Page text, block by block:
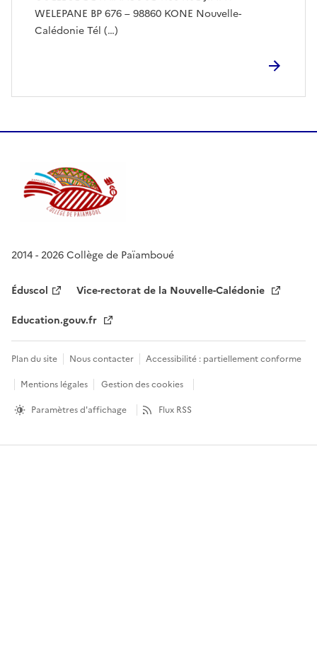
WELEPANE BP 676 – 98860 KONE Nouvelle-
Calédonie Tél (…)
2014 - 2026 Collège de Païamboué
Éduscol
Vice-rectorat de la Nouvelle-Calédonie
Education.gouv.fr
Plan du site Nous contacter
Accessibilité : partiellement conforme
Mentions légales
Gestion des cookies
Paramètres d'affichage
Flux RSS